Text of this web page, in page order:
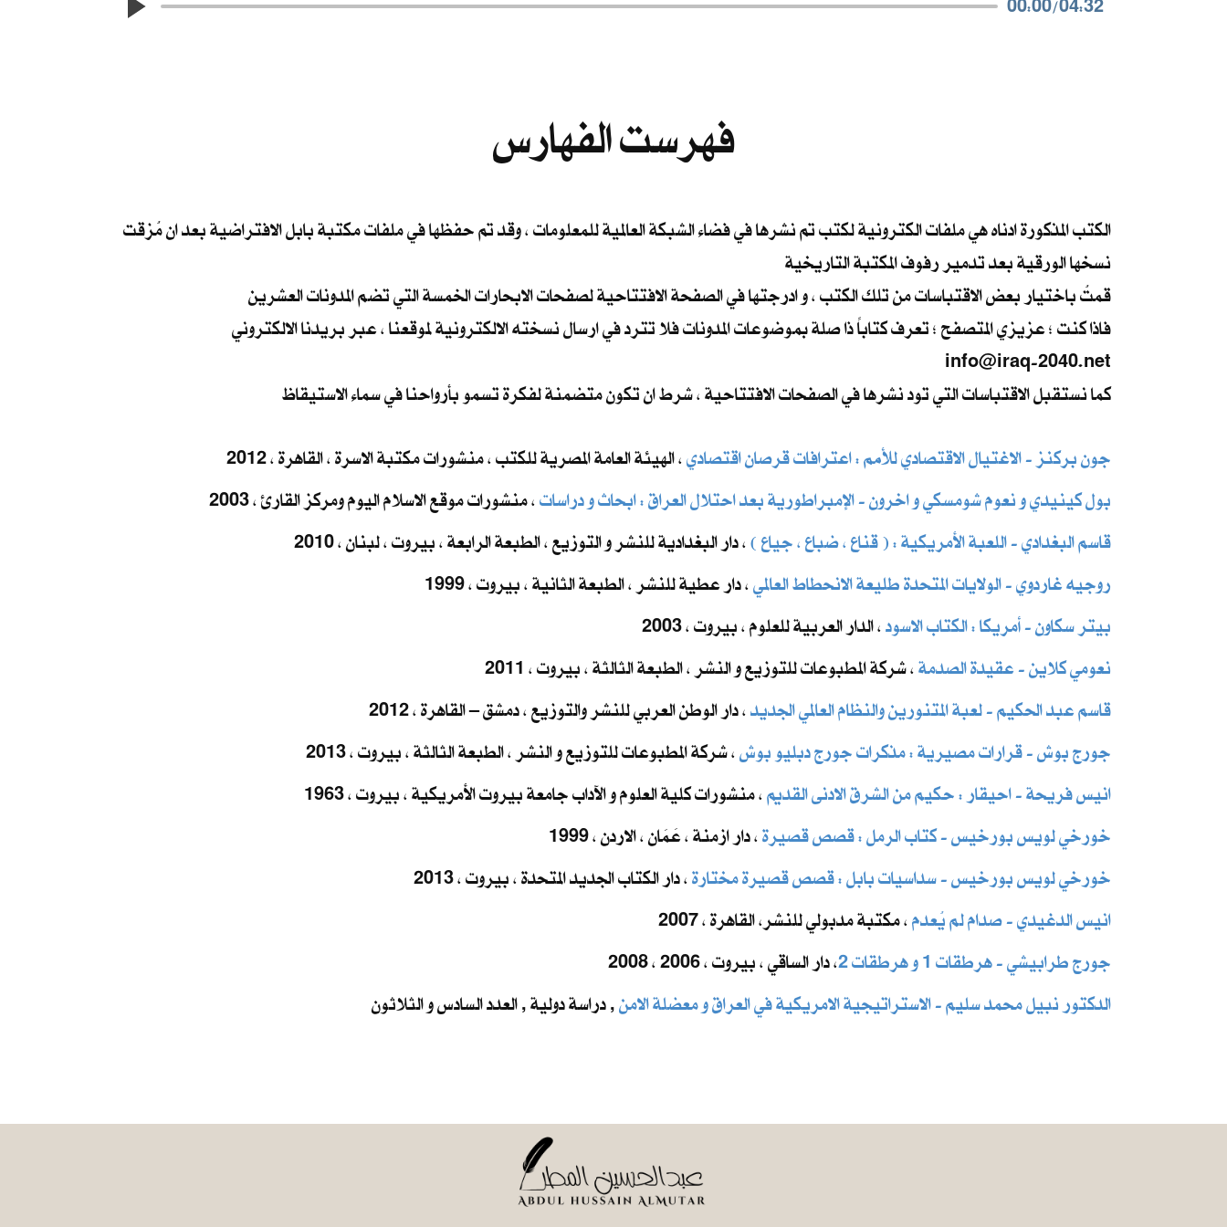
فهرست الفهارس
الكتب المذكورة ادناه هي ملفات الكترونية لكتب تم نشرها في فضاء الشبكة العالمية للمعلومات ، وقد تم حفظها في ملفات مكتبة بابل الافتراضية بعد ان مُزقت
نسخها الورقية بعد تدمير رفوف المكتبة التاريخية
قمتُ باختيار بعض الاقتباسات من تلك الكتب ، و ادرجتها في الصفحة الافتتاحية لصفحات الابحارات الخمسة التي تضم المدونات العشرين
فاذا كنت ؛ عزيزي المتصفح ؛ تعرف كتاباً ذا صلة بموضوعات المدونات فلا تترد في ارسال نسخته الالكترونية لموقعنا ، عبر بريدنا الالكتروني
info@iraq-2040.net
كما نستقبل الاقتباسات التي تود نشرها في الصفحات الافتتاحية ، شرط ان تكون متضمنة لفكرة تسمو بأرواحنا في سماء الاستيقاظ
جون بركنز - الاغتيال الاقتصادي للأمم : اعترافات قرصان اقتصادي، الهيئة العامة المصرية للكتب ، منشورات مكتبة الاسرة ، القاهرة ، 2012
بول كينيدي و نعوم شومسكي و اخرون ​- الإمبراطورية بعد احتلال العراق : ابحاث و دراسات، منشورات موقع الاسلام اليوم ومركز القارئ ، 2003
قاسم البغدادي - اللعبة الأمريكية : ( قناع ، ضباع ، جياع )، دار البغدادية للنشر و التوزيع ، الطبعة الرابعة ، بيروت ، لبنان ، 2010
روجيه غاردوي - الولايات المتحدة طليعة الانحطاط العالمي، دار عطية للنشر ، الطبعة الثانية ، بيروت ، 1999
بيتر سكاون - أمريكا : الكتاب الاسود، الدار العربية للعلوم ، بيروت ، 2003
نعومي كلاين - عقيدة الصدمة، شركة المطبوعات للتوزيع و النشر ، الطبعة الثالثة ، بيروت ، 2011
قاسم عبد الحكيم - لعبة المتنورين والنظام العالمي الجديد، دار الوطن العربي للنشر والتوزيع ، دمشق – القاهرة ، 2012
جورج بوش - قرارات مصيرية : مذكرات جورج دبليو بوش، شركة المطبوعات للتوزيع و النشر ، الطبعة الثالثة ، بيروت ، 2013
انيس فريحة - احيقار : حكيم من الشرق الادنى القديم، منشورات كلية العلوم و الآداب جامعة بيروت الأمريكية ، بيروت ، 1963
خورخي لويس بورخيس - كتاب الرمل : قصص قصيرة، دار ازمنة ، عَمَان ، الاردن ، 1999
خورخي لويس بورخيس - سداسيات بابل : قصص قصيرة مختارة، دار الكتاب الجديد المتحدة ، بيروت ، 2013
انيس الدغيدي - صدام لم يُعدم، مكتبة مدبولي للنشر، القاهرة ، 2007
جورج طرابيشي - هرطقات 1 و هرطقات 2
، دار الساقي ، بيروت ، 2006 ، 2008
الدكتور نبيل محمد سليم - الاستراتيجية الامريكية في العراق و معضلة الامن, دراسة دولية , العدد السادس و الثلاثون